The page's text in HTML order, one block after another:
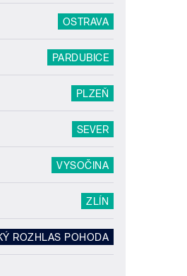
OSTRAVA
PARDUBICE
PLZEŇ
SEVER
VYSOČINA
ZLÍN
ROZHLAS POHODA